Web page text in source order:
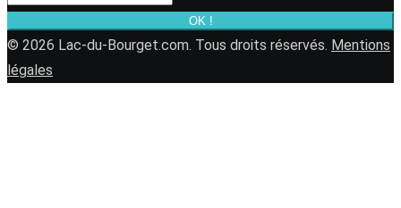
OK !
© 2026 Lac-du-Bourget.com. Tous droits réservés. Mentions
légales